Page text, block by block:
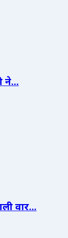
ने...
वार...